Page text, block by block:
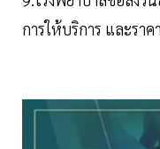
การให้บริการ และรา